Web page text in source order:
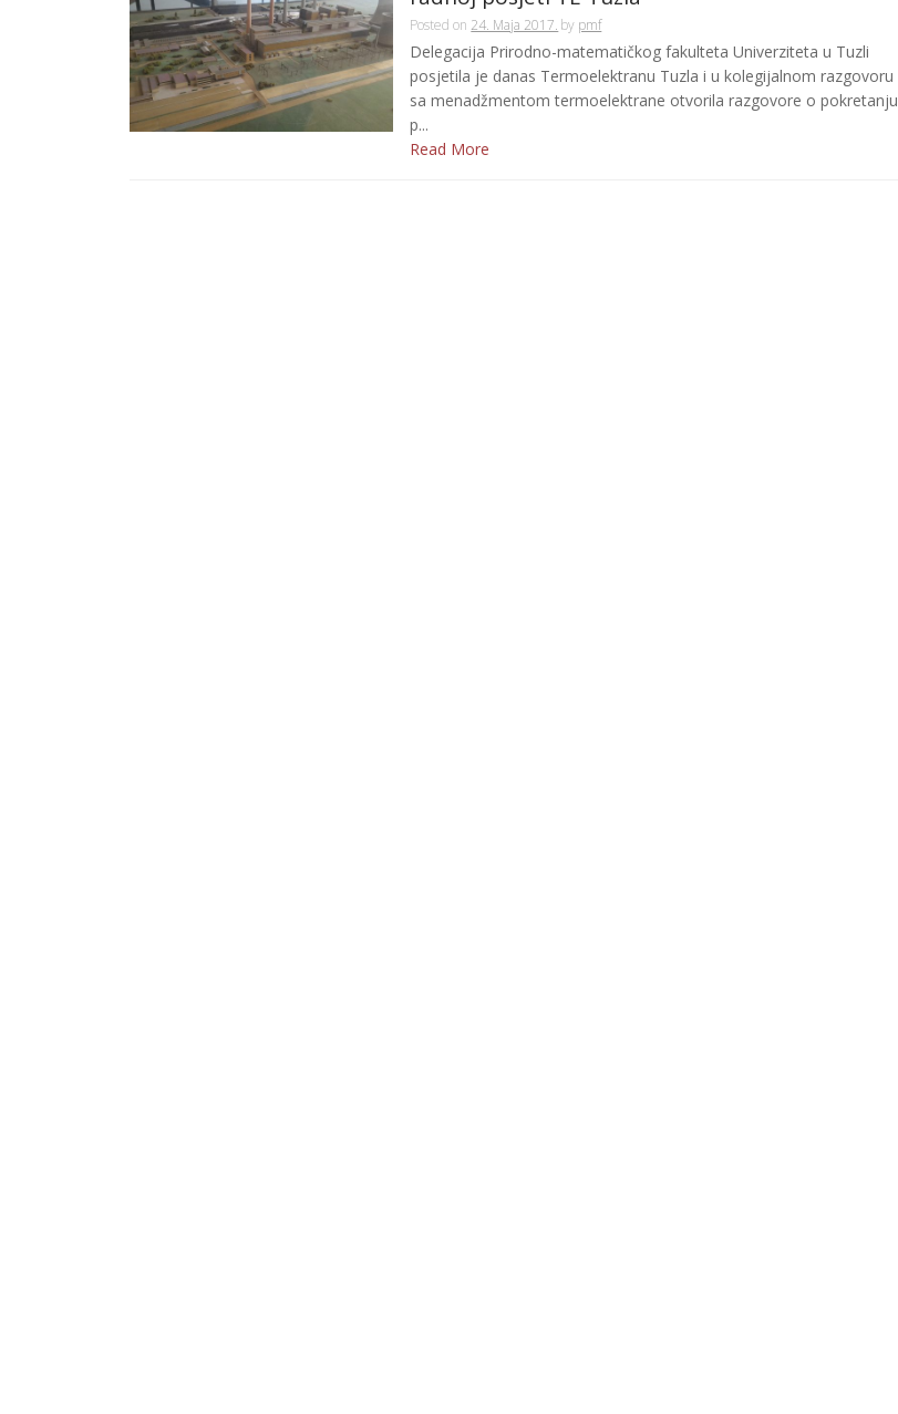
Posted on 24. Maja 2017. by pmf
Delegacija Prirodno-matematičkog fakulteta Univerziteta u Tuzli
posjetila je danas Termoelektranu Tuzla i u kolegijalnom razgovoru
sa menadžmentom termoelektrane otvorila razgovore o pokretanju
p...
Read More